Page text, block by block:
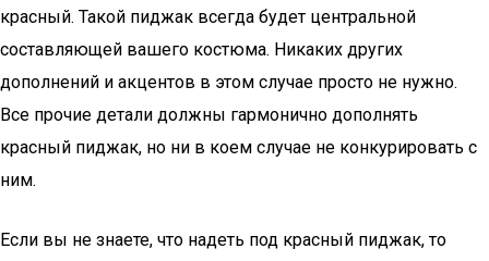
красный. Такой пиджак всегда будет центральной
составляющей вашего костюма. Никаких других
дополнений и акцентов в этом случае просто не нужно.
Все прочие детали должны гармонично дополнять
красный пиджак, но ни в коем случае не конкурировать с
ним.
Если вы не знаете, что надеть под красный пиджак, то